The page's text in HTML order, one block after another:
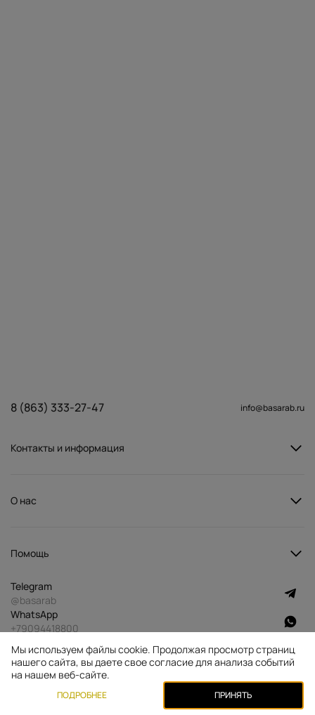
8 (863) 333-27-47 info@basarab.ru
Контакты и информация
О нас
Помощь
Telegram
@basarab
WhatsApp
+79094418800
id612800770990_biz
©2026 BASARAB Создано в Kokoc Tech
Мы используем файлы cookie. Продолжая просмотр страниц
нашего сайта, вы даете свое согласие для анализа событий
на нашем веб-сайте.
ПОДРОБНЕЕ ПРИНЯТЬ